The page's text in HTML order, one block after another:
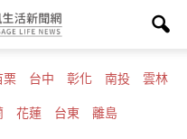
栗 台中 彰化 南投 雲林
花蓮 台東 離島